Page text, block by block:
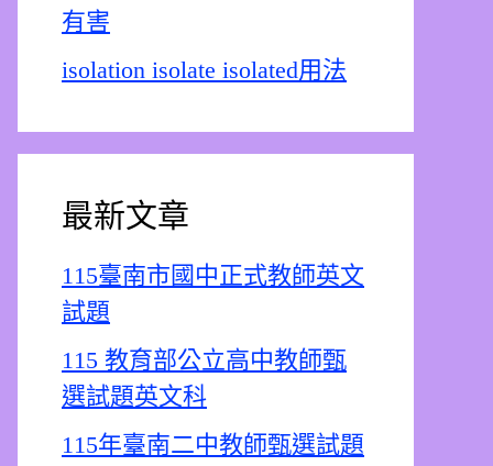
有害
isolation isolate isolated用法
最新文章
115臺南市國中正式教師英文
試題
115 教育部公立高中教師甄
選試題英文科
115年臺南二中教師甄選試題